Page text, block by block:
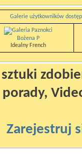
Galerie użytkowników
Bożena P
Idealny French
porady,
Zarejestruj